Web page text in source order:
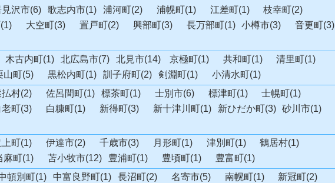
見沢市(6) 歌志内市(1) 浦河町(2) 浦幌町(1) 江差町(1)
枝幸町(2)
大空町(3) 置戸町(2) 興部町(3) 長万部町(1) 小樽市(3)
音更町(3)
木古内町(1) 北広島市(7) 北見市(14) 京極町(1) 共和町(1)
清里町(1)
山町(5) 黒松内町(1) 訓子府町(2) 剣淵町(1)
小清水町(1)
払村(2) 佐呂間町(1) 標茶町(1) 士別市(6) 標津町(1)
士幌町(1)
老町(3) 白糠町(1) 新得町(3) 新十津川町(1) 新ひだか町(3)
砂川市(1)
上町(1) 伊達市(2) 千歳市(3) 月形町(1) 津別町(1)
鶴居村(1)
麻町(1) 苫小牧市(12) 豊浦町(1) 豊頃町(1)
豊富町(1)
頓別町(1) 中富良野町(1) 長沼町(2) 名寄市(5) 南幌町(1)
新冠町(2)